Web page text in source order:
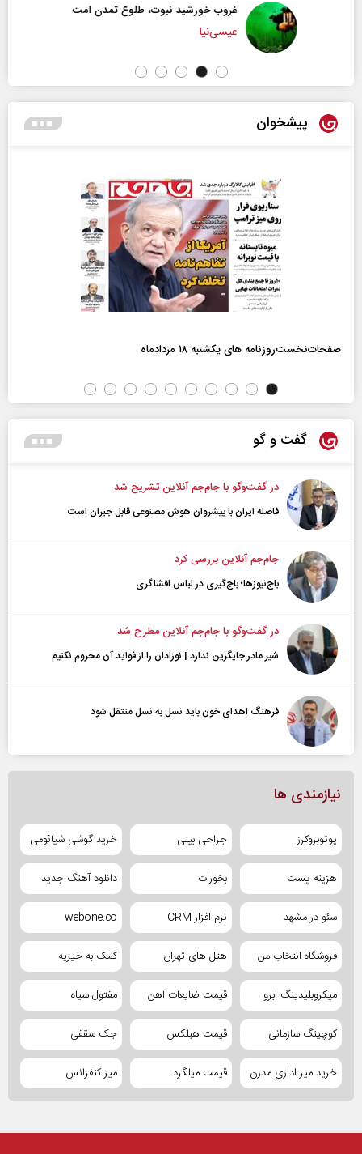
غروب خورشید نبوت، طلوع تمدن امت
عیسی‌نیا
پیشخوان
صفحات‌نخست‌روزنامه ها‌ی یکشنبه ۱۸ مردادماه
گفت و گو
در گفت‌و‌گو با جام‌جم آنلاین تشریح شد
فاصله ایران با پیشرو‌ان هوش مصنوعی قابل جبران است
جام‌جم آنلاین بررسی کرد
باج‌نیوزها؛ باج‌گیری در لباس افشاگری
در گفت‌و‌گو با جام‌جم آنلاین مطرح شد
شیر مادر جایگزین ندارد | نوزادان را از فواید آن محروم نکنیم
فرهنگ اهدای خون باید نسل به نسل منتقل شود
نیازمندی ها
یوتوبروکرز جراحی بینی خرید گوشی شیائومی
هزینه پست بخورات دانلود آهنگ جدید
سئو در مشهد نرم افزار CRM webone.co
فروشگاه انتخاب من هتل های تهران کمک به خیریه
میکروبلیدینگ ابرو قیمت ضایعات آهن مفتول سیاه
کوچینگ سازمانی قیمت هبلکس جک سقفی
خرید میز اداری مدرن قیمت میلگرد میز کنفرانس